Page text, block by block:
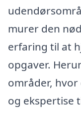
murer den
erfaring til at
opgaver.
områder,
og ekspertise